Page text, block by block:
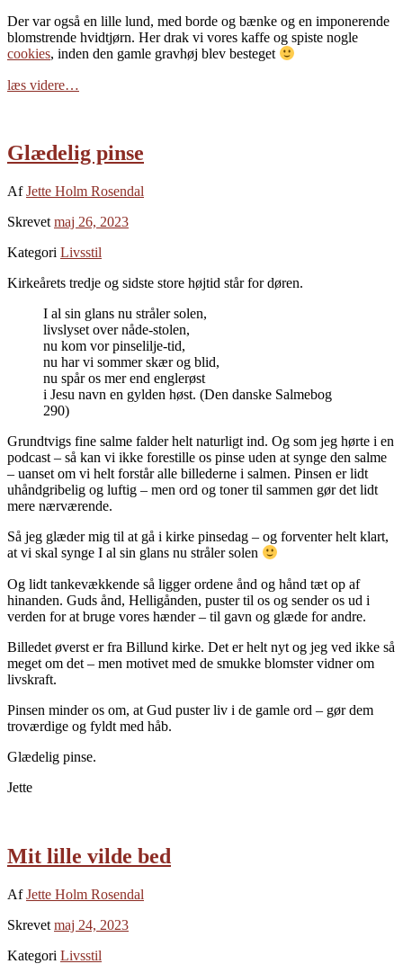
Der var også en lille lund, med borde og bænke og en imponerende
blomstrende hvidtjørn. Her drak vi vores kaffe og spiste nogle
cookies, inden den gamle gravhøj blev besteget
læs videre…
Glædelig pinse
AfJette Holm Rosendal
Skrevet maj 26, 2023
Kategori Livsstil
Kirkeårets tredje og sidste store højtid står for døren.
I al sin glans nu stråler solen,
livslyset over nåde-stolen,
nu kom vor pinselilje-tid,
nu har vi sommer skær og blid,
nu spår os mer end englerøst
i Jesu navn en gylden høst. (Den danske Salmebog
290)
Grundtvigs fine salme falder helt naturligt ind. Og som jeg hørte i en
podcast – så kan vi ikke forestille os pinse uden at synge den salme
– uanset om vi helt forstår alle billederne i salmen. Pinsen er lidt
uhåndgribelig og luftig – men ord og toner til sammen gør det lidt
mere nærværende.
Så jeg glæder mig til at gå i kirke pinsedag – og forventer helt klart,
at vi skal synge I al sin glans nu stråler solen
Og lidt tankevækkende så ligger ordene ånd og hånd tæt op af
hinanden. Guds ånd, Helligånden, puster til os og sender os ud i
verden for at bruge vores hænder – til gavn og glæde for andre.
Billedet øverst er fra Billund kirke. Det er helt nyt og jeg ved ikke så
meget om det – men motivet med de smukke blomster vidner om
livskraft.
Pinsen minder os om, at Gud puster liv i de gamle ord – gør dem
troværdige og fyldt med håb.
Glædelig pinse.
Jette
Mit lille vilde bed
AfJette Holm Rosendal
Skrevet maj 24, 2023
Kategori Livsstil